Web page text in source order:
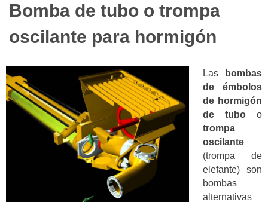
Bomba de tubo o trompa
oscilante para hormigón
Las bombas
de émbolos
de hormigón
de tubo o
trompa
oscilante
(trompa de
elefante) son
bombas
alternativas